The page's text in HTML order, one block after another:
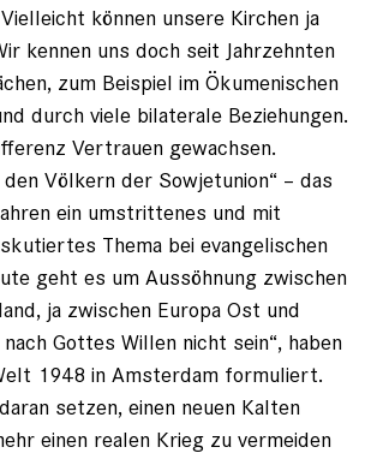
können unsere Kirchen ja
kennen uns doch seit Jahrzehnten
zum Beispiel im Ökumenischen
durch viele bilaterale Beziehungen.
Vertrauen ge­wachsen.
Völkern der Sowjet­union“ – das
ein umstrittenes und mit
Thema bei evangelischen
geht es um Aus­söhnung zwischen
ja zwischen Europa Ost und
Gottes Willen nicht sein“, haben
1948 in Amsterdam formuliert.
setzen, einen neuen Kalten
einen realen Krieg zu vermeiden